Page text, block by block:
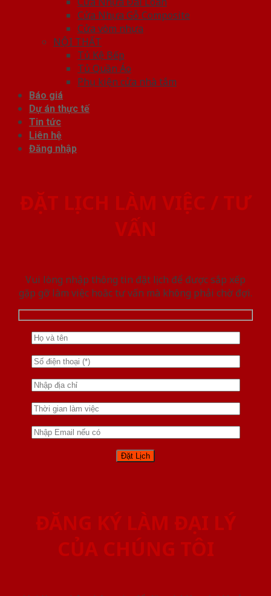
Cửa Nhựa Gỗ Composite
Cửa vòm nhựa
NỘI THẤT
Tủ Kệ Bếp
Tủ Quần Áo
Phụ kiện cửa nhà tắm
Báo giá
Dự án thực tế
Tin tức
Liên hệ
Đăng nhập
ĐẶT LỊCH LÀM VIỆC / TƯ
VẤN
Vui lòng nhập thông tin đặt lịch để được sắp xếp
gặp gỡ làm việc hoăc tư vấn mà không phải chờ đợi.
ĐĂNG KÝ LÀM ĐẠI LÝ
CỦA CHÚNG TÔI